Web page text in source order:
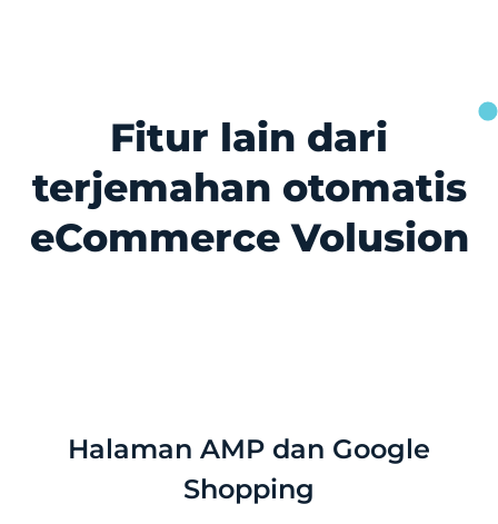
Fitur lain dari
terjemahan otomatis
eCommerce Volusion
Halaman AMP dan Google
Shopping